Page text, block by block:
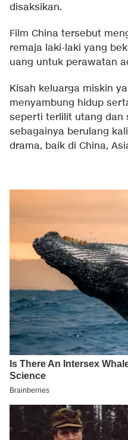
disaksikan.
Film China tersebut
remaja laki-laki yang
uang untuk perawatan
Kisah keluarga miskin
menyambung hidup
seperti terlilit utang dan
sebagainya berulang
drama, baik di China,